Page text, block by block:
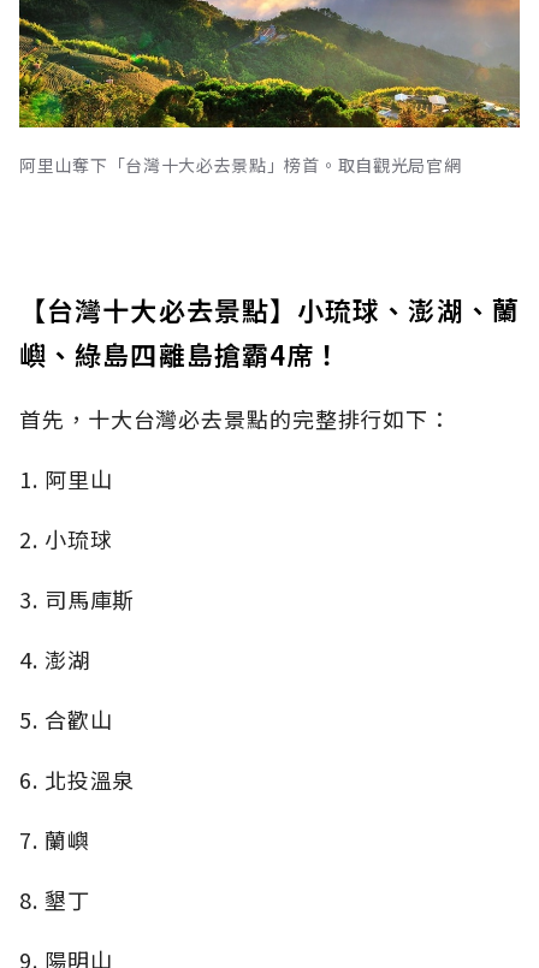
阿里山奪下「台灣十大必去景點」榜首。取自觀光局官網
【台灣十大必去景點】小琉球、澎湖、蘭
嶼、綠島四離島搶霸4席！
首先，十大台灣必去景點的完整排行如下：
1. 阿里山
2. 小琉球
3. 司馬庫斯
4. 澎湖
5. 合歡山
6. 北投溫泉
7. 蘭嶼
8. 墾丁
9. 陽明山